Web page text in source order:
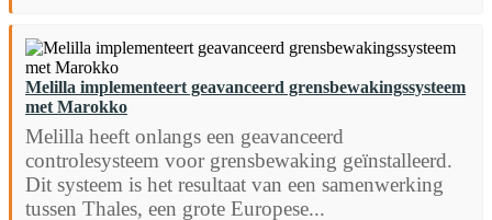
Melilla implementeert geavanceerd grensbewakingssysteem
met Marokko
Melilla heeft onlangs een geavanceerd
controlesysteem voor grensbewaking geïnstalleerd.
Dit systeem is het resultaat van een samenwerking
tussen Thales, een grote Europese...